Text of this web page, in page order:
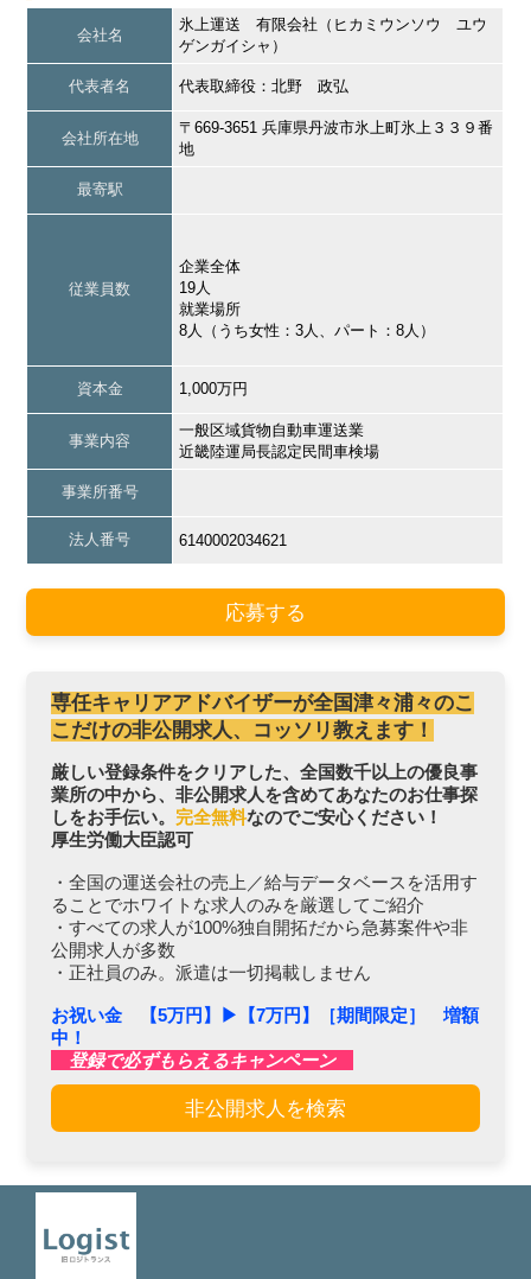
会社名
氷上運送 有限会社（ヒカミウンソウ ユウ
ゲンガイシャ）
代表者名 代表取締役：北野 政弘
会社所在地
〒669-3651 兵庫県丹波市氷上町氷上３３９番
地
最寄駅
従業員数
企業全体
19人
就業場所
8人（うち女性：3人、パート：8人）
資本金 1,000万円
事業内容
一般区域貨物自動車運送業
近畿陸運局長認定民間車検場
事業所番号
法人番号 6140002034621
応募する
専任キャリアアドバイザーが全国津々浦々のこ
こだけの非公開求人、コッソリ教えます！
厳しい登録条件をクリアした、全国数千以上の優良事
業所の中から、非公開求人を含めてあなたのお仕事探
しをお手伝い。 完全無料なのでご安心ください！
厚生労働大臣認可
・全国の運送会社の売上／給与データベースを活用す
ることでホワイトな求人のみを厳選してご紹介
・すべての求人が100%独自開拓だから急募案件や非
公開求人が多数
・正社員のみ。派遣は一切掲載しません
お祝い金 【5万円】▶︎【7万円】［期間限定］ 増額
中！
登録で必ずもらえるキャンペーン
非公開求人を検索